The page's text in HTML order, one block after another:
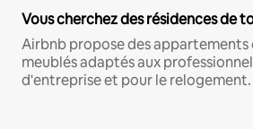
Vous cherchez des résidences de
Airbnb propose des
meublés adaptés aux
d'entreprise et pour le relogement.